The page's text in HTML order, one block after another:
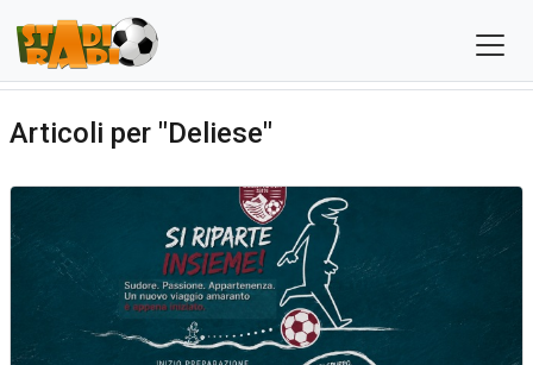
Articoli per "Deliese"